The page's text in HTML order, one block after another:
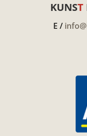
KUNST
E /